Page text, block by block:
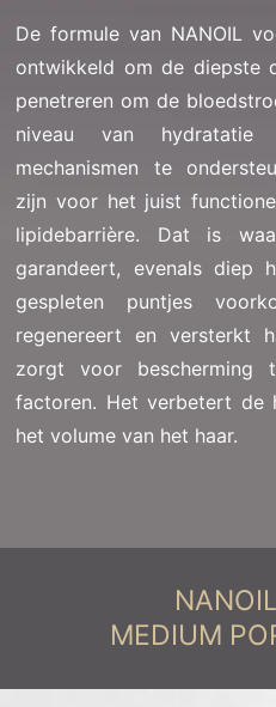
De formule van NANOIL
ontwikkeld om de diepste
penetreren om de
niveau van
mechanismen te
zijn voor het juist
lipidebarrière. Dat is
garandeert, evenals diep
gespleten puntjes
regenereert en versterkt
zorgt voor bescherming
factoren. Het verbetert de
het volume van het haar.
NANOIL
MEDIUM